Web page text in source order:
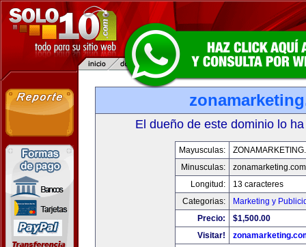
El dueño de este dominio lo
Mayusculas:
Minusculas:
zonamarketing.com
Longitud:
13 caracteres
Categorias:
Marketing y
Precio:
$1,500.00
Visitar!